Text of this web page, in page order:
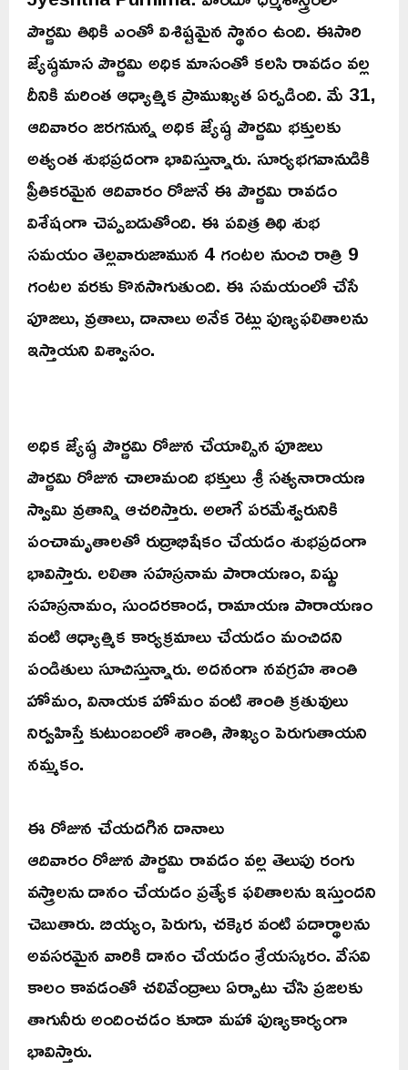
పౌర్ణమి తిథికి ఎంతో విశిష్టమైన స్థానం ఉంది. ఈసారి
జ్యేష్ఠమాస పౌర్ణమి అధిక మాసంతో కలసి రావడం వల్ల
దీనికి మరింత ఆధ్యాత్మిక ప్రాముఖ్యత ఏర్పడింది. మే 31,
ఆదివారం జరగనున్న అధిక జ్యేష్ఠ పౌర్ణమి భక్తులకు
అత్యంత శుభప్రదంగా భావిస్తున్నారు. సూర్యభగవానుడికి
ప్రీతికరమైన ఆదివారం రోజునే ఈ పౌర్ణమి రావడం
విశేషంగా చెప్పబడుతోంది. ఈ పవిత్ర తిథి శుభ
సమయం తెల్లవారుజామున 4 గంటల నుంచి రాత్రి 9
గంటల వరకు కొనసాగుతుంది. ఈ సమయంలో చేసే
పూజలు, వ్రతాలు, దానాలు అనేక రెట్లు పుణ్యఫలితాలను
ఇస్తాయని విశ్వాసం.
అధిక జ్యేష్ఠ పౌర్ణమి రోజున చేయాల్సిన పూజలు
పౌర్ణమి రోజున చాలామంది భక్తులు శ్రీ సత్యనారాయణ
స్వామి వ్రతాన్ని ఆచరిస్తారు. అలాగే పరమేశ్వరునికి
పంచామృతాలతో రుద్రాభిషేకం చేయడం శుభప్రదంగా
భావిస్తారు. లలితా సహస్రనామ పారాయణం, విష్ణు
సహస్రనామం, సుందరకాండ, రామాయణ పారాయణం
వంటి ఆధ్యాత్మిక కార్యక్రమాలు చేయడం మంచిదని
పండితులు సూచిస్తున్నారు. అదనంగా నవగ్రహ శాంతి
హోమం, వినాయక హోమం వంటి శాంతి క్రతువులు
నిర్వహిస్తే కుటుంబంలో శాంతి, సౌఖ్యం పెరుగుతాయని
నమ్మకం.
ఈ రోజున చేయదగిన దానాలు
ఆదివారం రోజున పౌర్ణమి రావడం వల్ల తెలుపు రంగు
వస్త్రాలను దానం చేయడం ప్రత్యేక ఫలితాలను ఇస్తుందని
చెబుతారు. బియ్యం, పెరుగు, చక్కెర వంటి పదార్థాలను
అవసరమైన వారికి దానం చేయడం శ్రేయస్కరం. వేసవి
కాలం కావడంతో చలివేంద్రాలు ఏర్పాటు చేసి ప్రజలకు
తాగునీరు అందించడం కూడా మహా పుణ్యకార్యంగా
భావిస్తారు.